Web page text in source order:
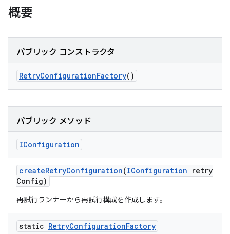
概要
パブリック コンストラクタ
RetryConfigurationFactory()
パブリック メソッド
IConfiguration
createRetryConfiguration(IConfiguration retry
Config)
再試行ランナーから再試行構成を作成します。
static RetryConfigurationFactory